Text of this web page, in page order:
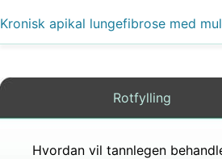
Rotfylling